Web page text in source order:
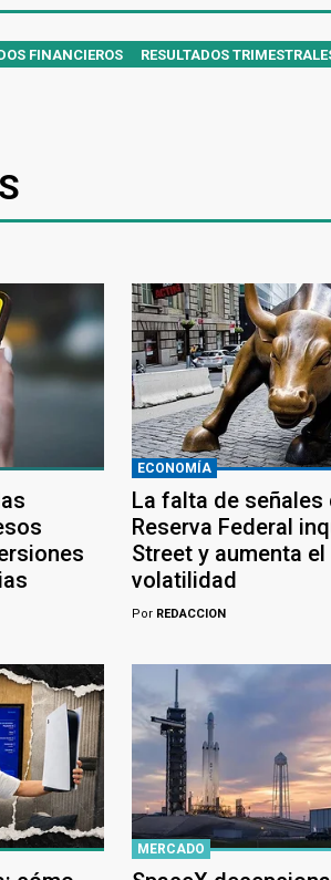
FINANCIEROS RESULTADOS
ECONOMÍA
La falta de señales
Reserva Federal
Street y aumenta
volatilidad
PorREDACCION
MERCADO